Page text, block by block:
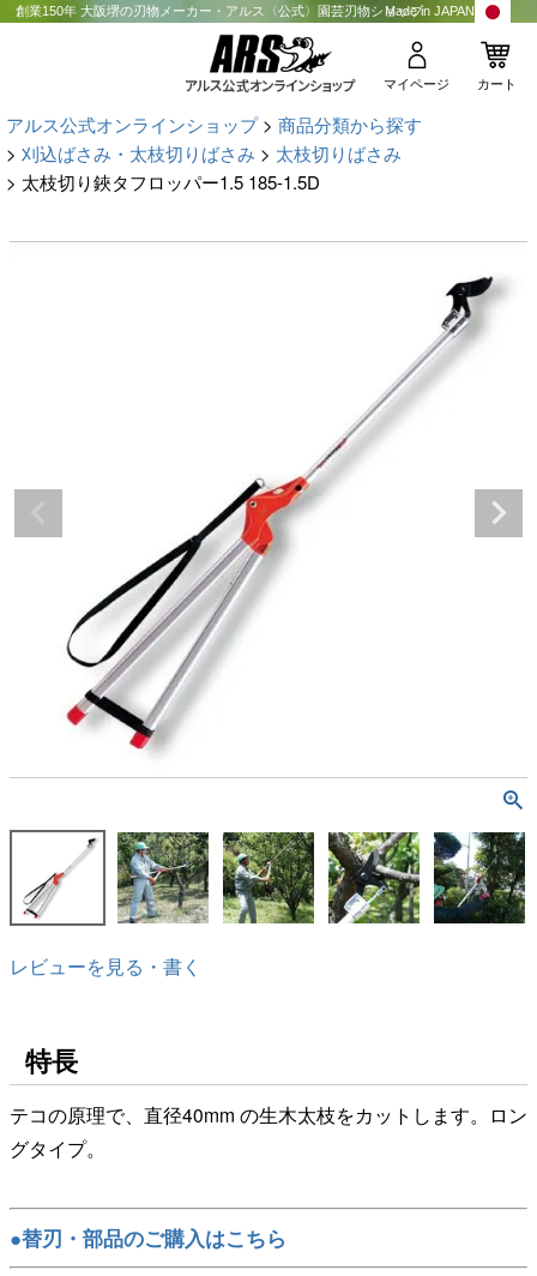
創業150年 大阪堺の刃物メーカー・アルス〈公式〉園芸刃物ショップMade in JAPAN
マイページ カート
アルス公式オンラインショップ
商品分類から探す
刈込ばさみ・太枝切りばさみ
太枝切りばさみ
太枝切り鋏タフロッパー1.5 185-1.5D
レビューを見る・書く
特長
テコの原理で、直径40mm の生木太枝をカットします。ロン
グタイプ。
●替刃・部品のご購入はこちら